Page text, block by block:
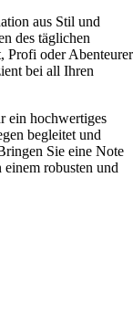
aus Stil und
des täglichen
Profi oder Abenteurer
bei all Ihren
ein hochwertiges
begleitet und
Sie eine Note
robusten und